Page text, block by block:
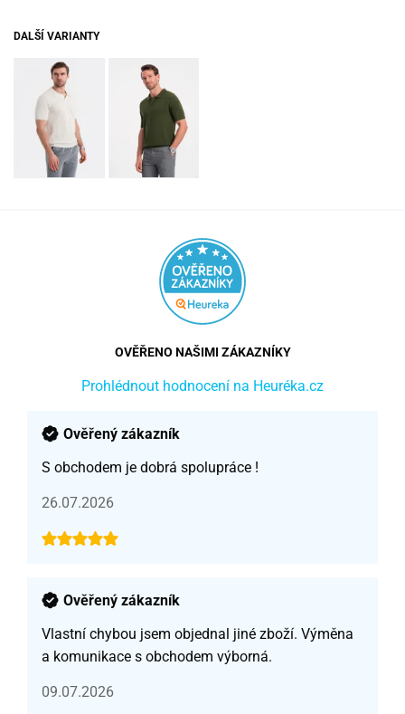
DALŠÍ VARIANTY
OVĚŘENO NAŠIMI ZÁKAZNÍKY
Prohlédnout hodnocení na Heuréka.cz
Ověřený zákazník
S obchodem je dobrá spolupráce !
26.07.2026
Ověřený zákazník
Vlastní chybou jsem objednal jiné zboží. Výměna
a komunikace s obchodem výborná.
09.07.2026